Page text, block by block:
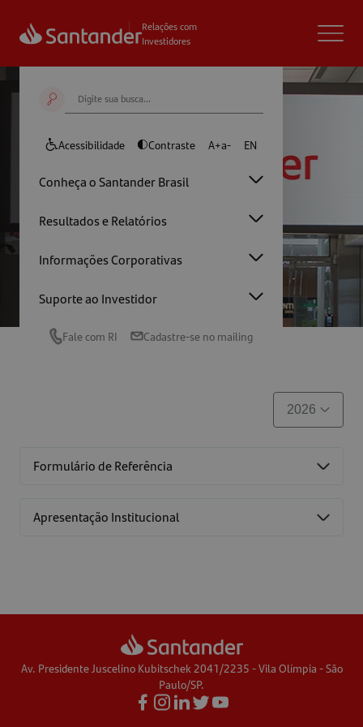
Relações com
Investidores
Acessibilidade Contraste A+a- EN
Conheça o Santander Brasil
Resultados e Relatórios
Informações Corporativas
Suporte ao Investidor
Fale com RI Cadastre-se no mailing
Relatórios e
Apresentações
Home/Resultados e Relatórios
Relatórios e
Formulário de Referência
Apresentação Institucional
Av. Presidente Juscelino Kubitschek 2041/2235 - Vila Olímpia - São
Paulo/SP.